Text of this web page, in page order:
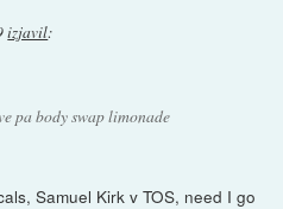
izjavil:
pa body swap limonade
Samuel Kirk v TOS, need I go